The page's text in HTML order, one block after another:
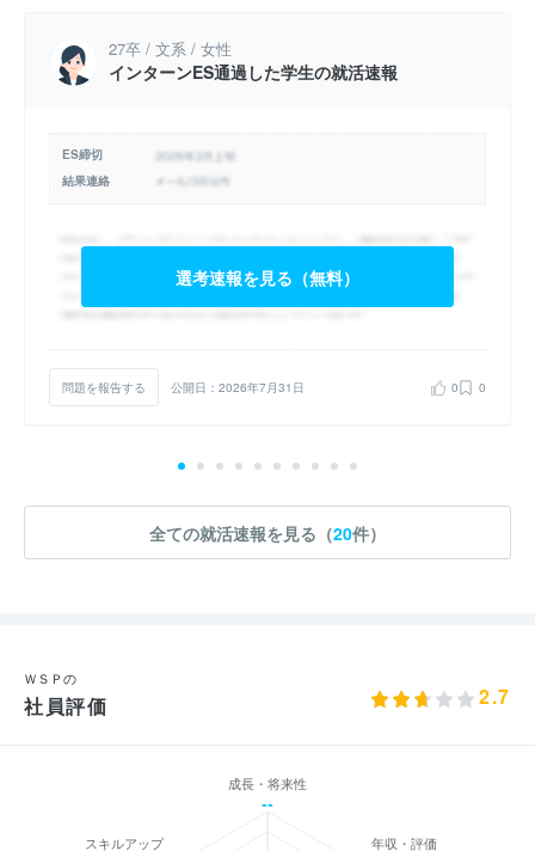
27卒 / 文系 / 女性
インターンES通過した学生の就活速報
ES締切
結果連絡
選考速報を見る（無料）
問題を報告する 公開日：2026年7月31日 0 0
全ての就活速報を見る（20件）
ＷＳＰの
社員評価 2.7
成長・将来性
--
年収・評価
スキルアップ